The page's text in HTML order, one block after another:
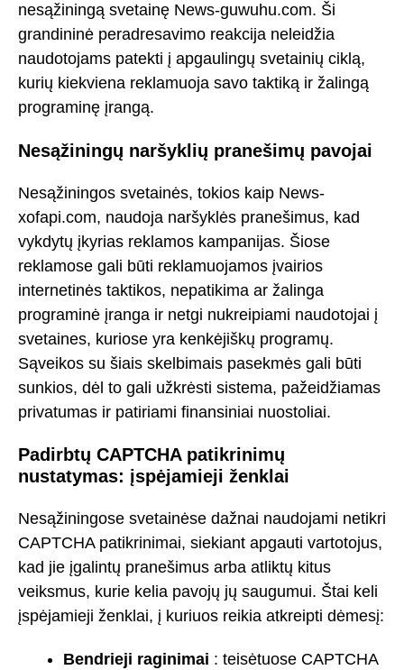
nesąžiningą svetainę News-guwuhu.com. Ši
grandininė peradresavimo reakcija neleidžia
naudotojams patekti į apgaulingų svetainių ciklą,
kurių kiekviena reklamuoja savo taktiką ir žalingą
programinę įrangą.
Nesąžiningų naršyklių pranešimų pavojai
Nesąžiningos svetainės, tokios kaip News-
xofapi.com, naudoja naršyklės pranešimus, kad
vykdytų įkyrias reklamos kampanijas. Šiose
reklamose gali būti reklamuojamos įvairios
internetinės taktikos, nepatikima ar žalinga
programinė įranga ir netgi nukreipiami naudotojai į
svetaines, kuriose yra kenkėjiškų programų.
Sąveikos su šiais skelbimais pasekmės gali būti
sunkios, dėl to gali užkrėsti sistema, pažeidžiamas
privatumas ir patiriami finansiniai nuostoliai.
Padirbtų CAPTCHA patikrinimų
nustatymas: įspėjamieji ženklai
Nesąžiningose svetainėse dažnai naudojami netikri
CAPTCHA patikrinimai, siekiant apgauti vartotojus,
kad jie įgalintų pranešimus arba atliktų kitus
veiksmus, kurie kelia pavojų jų saugumui. Štai keli
įspėjamieji ženklai, į kuriuos reikia atkreipti dėmesį:
Bendrieji raginimai : teisėtuose CAPTCHA